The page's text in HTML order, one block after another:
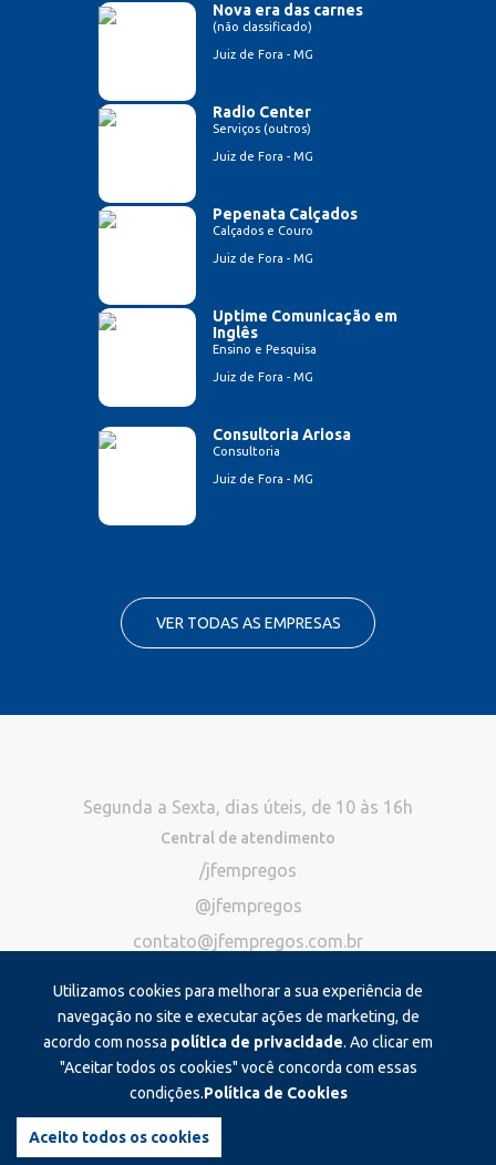
Nova era das carnes
(não classificado)
Juiz de Fora - MG
Radio Center
Serviços (outros)
Juiz de Fora - MG
Pepenata Calçados
Calçados e Couro
Juiz de Fora - MG
Uptime Comunicação em
Inglês
Ensino e Pesquisa
Juiz de Fora - MG
Consultoria Ariosa
Consultoria
Juiz de Fora - MG
VER TODAS AS EMPRESAS
Utilizamos cookies para melhorar a sua experiência de
navegação no site e executar ações de marketing, de
acordo com nossa política de privacidade. Ao clicar em
"Aceitar todos os cookies" você concorda com essas
condições.Política de Cookies
Aceito todos os cookies
Segunda a Sexta, dias úteis, de 10 às 16h
Central de atendimento
/jfempregos
@jfempregos
contato@jfempregos.com.br
Publicidade
*Exclusivo para atendimento via chat. Não atendemos ligações neste
canal
Produzido e administrado por:
©2026 JF Empregos. Todos os direitos reservados